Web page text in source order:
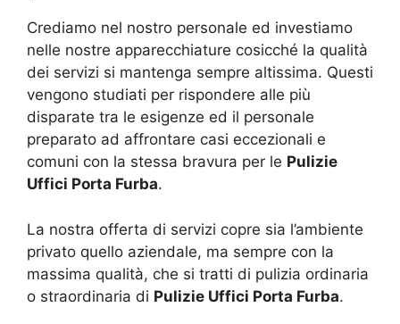
Crediamo nel nostro personale ed investiamo
nelle nostre apparecchiature cosicché la qualità
dei servizi si mantenga sempre altissima. Questi
vengono studiati per rispondere alle più
disparate tra le esigenze ed il personale
preparato ad affrontare casi eccezionali e
comuni con la stessa bravura per le Pulizie
Uffici Porta Furba.
La nostra offerta di servizi copre sia l’ambiente
privato quello aziendale, ma sempre con la
massima qualità, che si tratti di pulizia ordinaria
o straordinaria di Pulizie Uffici Porta Furba.